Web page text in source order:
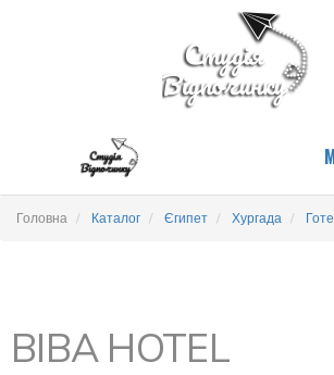
Головна Каталог Єгипет Хургада
BIBA HOTEL